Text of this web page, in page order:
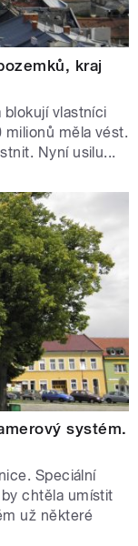
kraj
vlastníci
měla vést.
Nyní usilu...
systém.
Speciální
chtěla umístit
už některé